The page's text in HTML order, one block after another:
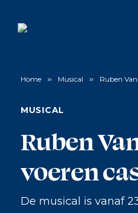
Home » Musical » Ruben
MUSICAL
Ruben
voeren
De musical is vanaf